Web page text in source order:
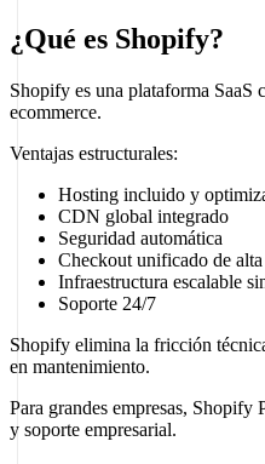
¿Qué es Shopify?
Shopify es una plataforma SaaS
ecommerce.
Ventajas estructurales:
Hosting incluido y
CDN global integrado
Seguridad automática
Checkout unificado de
Infraestructura escalable
Soporte 24/7
Shopify elimina la fricción
en mantenimiento.
Para grandes empresas, Shopify
y soporte empresarial.